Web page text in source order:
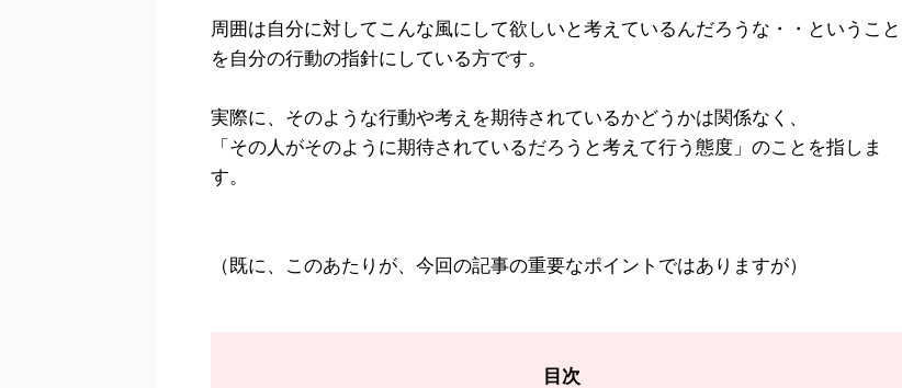
周囲は自分に対してこんな風にして欲しいと考えているんだろうな・・ということ
を自分の行動の指針にしている方です。
実際に、そのような行動や考えを期待されているかどうかは関係なく、
「その人がそのように期待されているだろうと考えて行う態度」のことを指しま
す。
（既に、このあたりが、今回の記事の重要なポイントではありますが）
目次